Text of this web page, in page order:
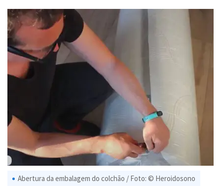
Abertura da embalagem do colchão / Foto: © Heroidosono